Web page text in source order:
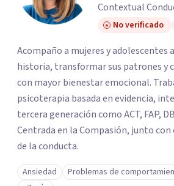
Contextual
No verificado
Acompaño a mujeres y adolescentes
historia, transformar sus patrones y
con mayor bienestar emocional.
psicoterapia basada en evidencia,
tercera generación como ACT, FAP,
Centrada en la Compasión, junto
de la conducta.
Ansiedad Problemas de